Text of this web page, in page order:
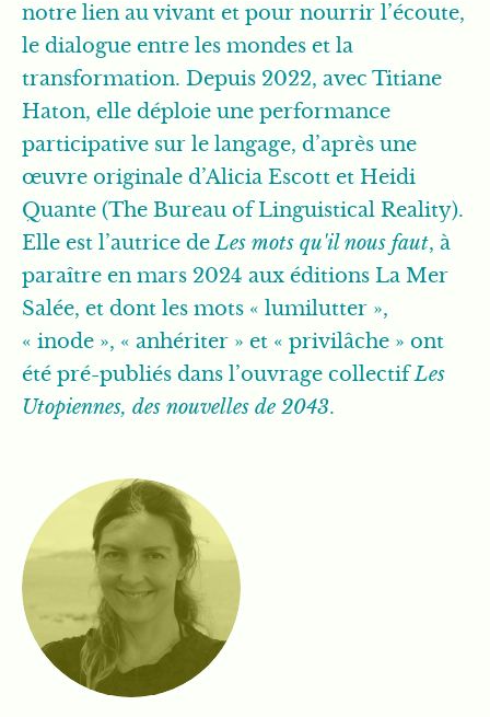
notre lien au vivant et pour nourrir l’écoute,
le dialogue entre les mondes et la
transformation. Depuis 2022, avec Titiane
Haton, elle déploie une performance
participative sur le langage, d’après une
œuvre originale d’Alicia Escott et Heidi
Quante (The Bureau of Linguistical Reality).
Elle est l’autrice deLes mots qu'il nous faut, à
paraître en mars 2024 aux éditions La Mer
Salée, et dont les mots « lumilutter »,
« inode », « anhériter » et « privilâche » ont
été pré-publiés dans l’ouvrage collectifLes
Utopiennes, des nouvelles de 2043.